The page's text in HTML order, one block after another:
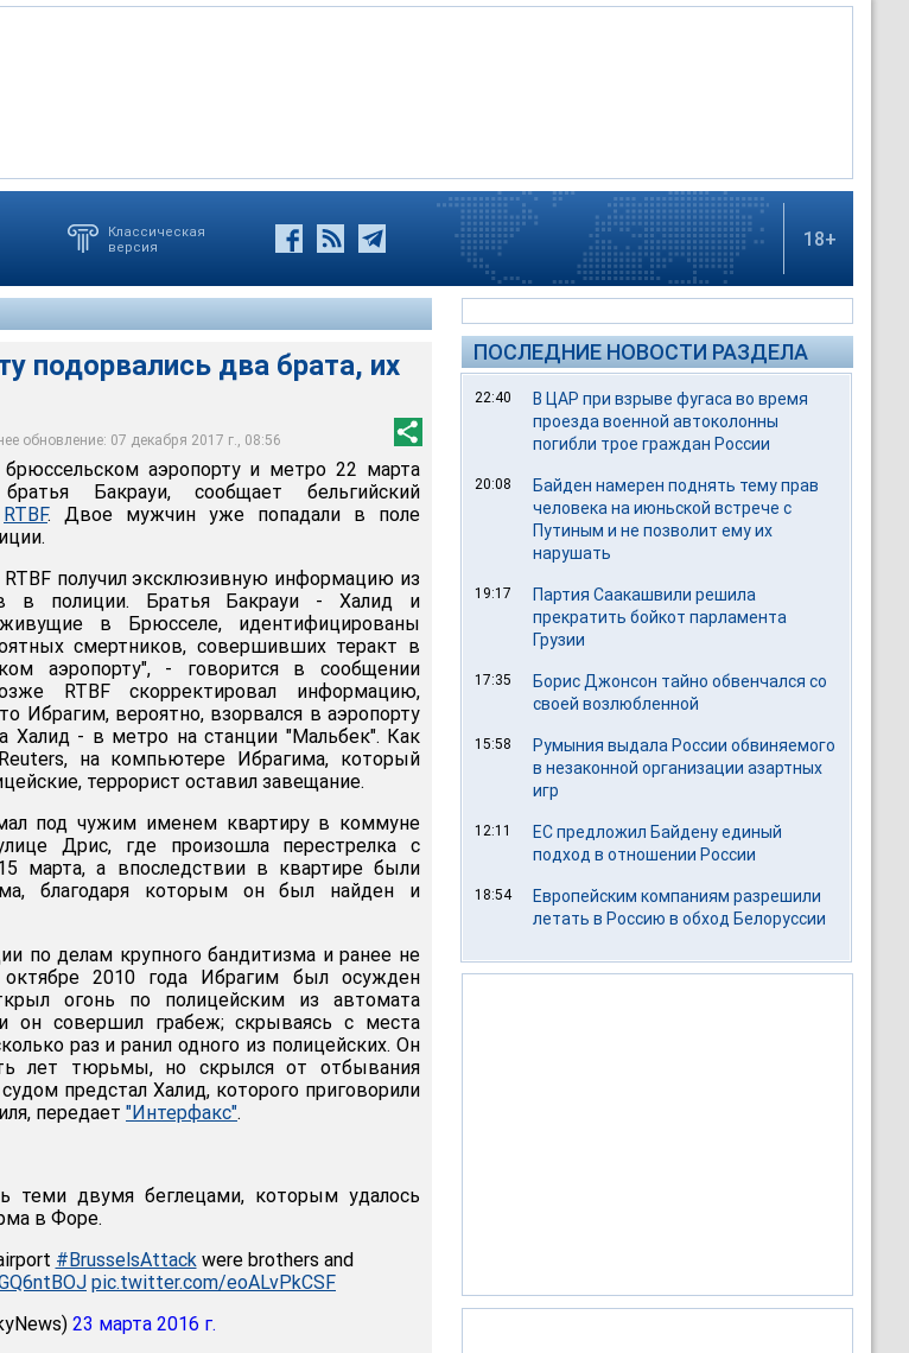
Классическая
версия
18+
подорвались два брата, их
обновление: 07 декабря 2017 г., 08:56
брата, их личности установлены
устроили братья Бакрауи, сообщает
полиции
аэропорту и метро 22 марта
Бакрауи, сообщает бельгийский
RTBF. Двое мужчин уже попадали в поле
RTBF получил эксклюзивную информацию из
в полиции. Братья Бакрауи - Халид и
в Брюсселе, идентифицированы
смертников, совершивших теракт в
аэропорту", - говорится в сообщении
RTBF скорректировал информацию,
Ибрагим, вероятно, взорвался в аэропорту
Халид - в метро на станции "Мальбек". Как
на компьютере Ибрагима, который
террорист оставил завещание.
под чужим именем квартиру в коммуне
Дрис, где произошла перестрелка с
марта, а впоследствии в квартире были
благодаря которым он был найден и
по делам крупного бандитизма и ранее не
2010 года Ибрагим был осужден
огонь по полицейским из автомата
он совершил грабеж; скрываясь с места
раз и ранил одного из полицейских. Он
лет тюрьмы, но скрылся от отбывания
предстал Халид, которого приговорили
передает "Интерфакс".
теми двумя беглецами, которым удалось
в Форе.
#BrusselsAttackwere brothers and
pic.twitter.com/eoALvPkCSF
23 марта 2016 г.
ПОСЛЕДНИЕ НОВОСТИ РАЗДЕЛА
22:40
В ЦАР при взрыве фугаса во время
проезда военной автоколонны
погибли трое граждан России
20:08
Байден намерен поднять тему прав
человека на июньской встрече с
Путиным и не позволит ему их
нарушать
19:17
Партия Саакашвили решила
прекратить бойкот парламента
Грузии
17:35
Борис Джонсон тайно обвенчался со
своей возлюбленной
15:58
Румыния выдала России обвиняемого
в незаконной организации азартных
игр
12:11
ЕС предложил Байдену единый
подход в отношении России
18:54
Европейским компаниям разрешили
летать в Россию в обход Белоруссии